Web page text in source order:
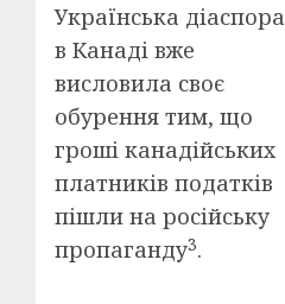
Українська діаспора
в Канаді вже
висловила своє
обурення тим, що
гроші канадійських
платників податків
пішли на російську
пропаганду3.